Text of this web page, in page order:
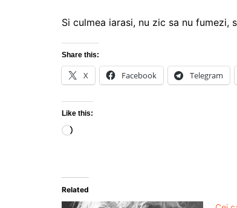
Si culmea iarasi, nu zic sa nu
Share this:
X Facebook Telegram
Like this:
Loading…
Related